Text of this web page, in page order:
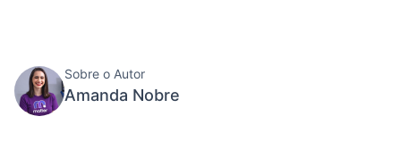
Sobre o Autor
Amanda Nobre